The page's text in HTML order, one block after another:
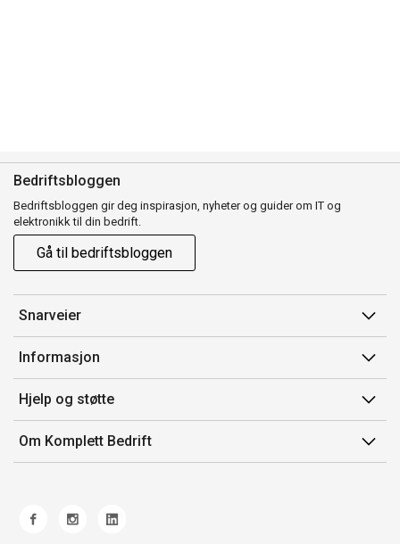
Bedriftsbloggen
Bedriftsbloggen gir deg inspirasjon, nyheter og guider om IT og
elektronikk til din bedrift.
Gå til bedriftsbloggen
Snarveier
Min side
Ordreoversikt
Mine produkter
Informasjon
Salgsbetingelser
Avtalevilkår for Komplett Bedrift Pluss
Produsenter
Hjelp og støtte
Kontakt oss
Retur
Ofte stilte spørsmål
Om Komplett Bedrift